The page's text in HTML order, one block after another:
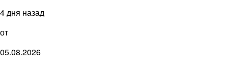
4 дня назад
от
05.08.2026